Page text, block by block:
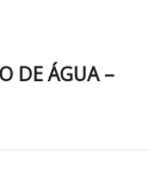
DE ÁGUA –